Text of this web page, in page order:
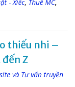
- Xiếc, Thuê MC,
thiếu nhi –
Z
và Tư vấn truyền